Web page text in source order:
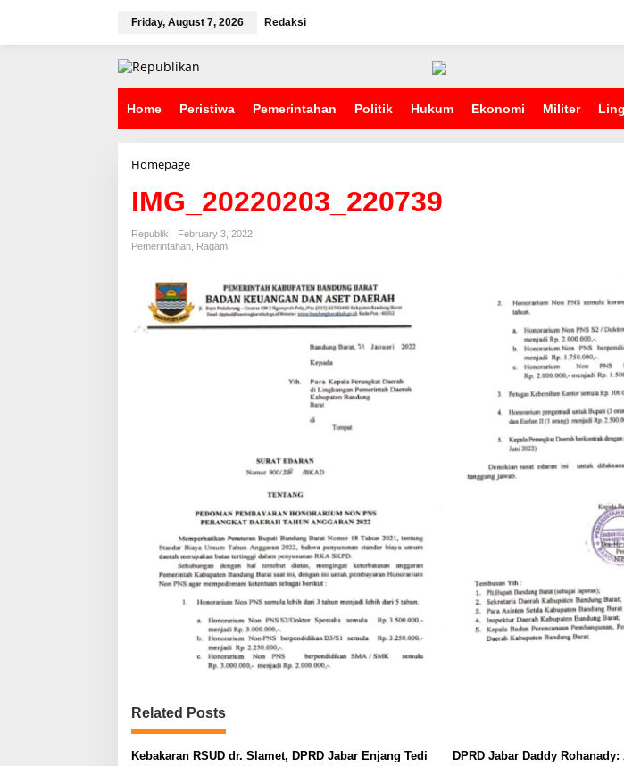
Friday, August 7, 2026 Redaksi
Home Peristiwa Pemerintahan Politik Hukum Ekonomi Militer
Homepage
a
c
h
t
IMG_20220203_220739
Republik
February 3, 2022
Pemerintahan
Ragam
Related Posts
Kebakaran RSUD dr. Slamet, DPRD Jabar Enjang Tedi
DPRD Jabar Daddy